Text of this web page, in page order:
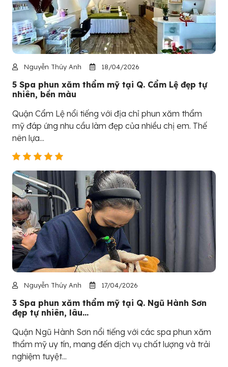
Nguyễn Thúy Anh 18/04/2026
5 Spa phun xăm thẩm mỹ tại Q. Cẩm Lệ đẹp tự
nhiên, bền màu
Quận Cẩm Lệ nổi tiếng với địa chỉ phun xăm thẩm
mỹ đáp ứng nhu cầu làm đẹp của nhiều chị em. Thế
nên lựa...
Nguyễn Thúy Anh 17/04/2026
3 Spa phun xăm thẩm mỹ tại Q. Ngũ Hành Sơn
đẹp tự nhiên, lâu...
Quận Ngũ Hành Sơn nổi tiếng với các spa phun xăm
thẩm mỹ uy tín, mang đến dịch vụ chất lượng và trải
nghiệm tuyệt...